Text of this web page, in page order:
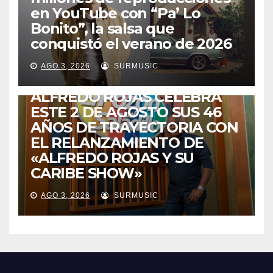
en YouTube con “Pa’ Lo
Bonito”, la salsa que
conquistó el verano de 2026
AGO 3, 2026 SURMUSIC
CABIMAS ENTRETENIMIENTO TALENTO ZULIANO
VENEZUELA
DE VUELTA A CASA:
ALFREDO ROJAS CELEBRA
ESTE 2 DE AGOSTO SUS 46
AÑOS DE TRAYECTORIA CON
EL RELANZAMIENTO DE
«ALFREDO ROJAS Y SU
CARIBE SHOW»
AGO 3, 2026 SURMUSIC